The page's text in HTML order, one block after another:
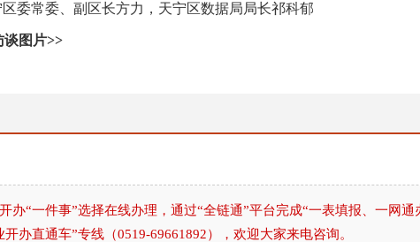
委常委、副区长方力，天宁区数据局局长祁科郁
谈图片>>